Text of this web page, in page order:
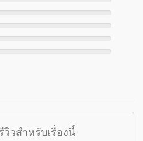
วิวสำหรับเรื่องนี้